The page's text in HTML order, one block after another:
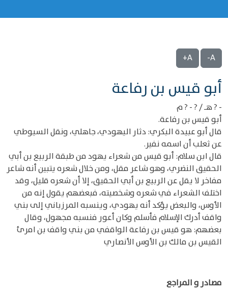
A-
A+
‌‌أبو قيس بن رفاعة
- ? هـ / ? - ? م
أبو قيس بن رفاعة.
قال أبو عبيدة البكري: دثار اليهودي، جاهلي، ونقل السيوطي
عن ثعلب أن اسمه نفير.
قال ابن سلام: أبو قيس من شعراء يهود من طبقة الربيع بن أبي
الحقيق النضري، وهو شاعر مقل، ومن خلال شعره يتبين أنه شاعر
مفاخر لا يقل عن الربيع بن أبي الحقيق، إلا أن شعره قليل، وقد
اختلف الشعراء في شعره وشخصيته، فبعضهم يقول إنه من
الأوس، والبعض يؤكد أنه يهودي، وينسبه المرزباني إلى بني
واقف أدرك الإسلام فأسلم وكان أعور فنسبه مجهول، وقال
بعضهم: هو قيس بن رفاعة الواقفي من بني واقف بن امرئ
القيس بن مالك بن الأوس الأنصاري
مصادر و المراجع